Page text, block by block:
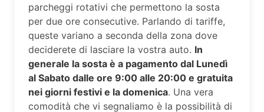
parcheggi rotativi che permettono la sosta
per due ore consecutive. Parlando di tariffe,
queste variano a seconda della zona dove
deciderete di lasciare la vostra auto. In
generale la sosta è a pagamento dal Lunedì
al Sabato dalle ore 9:00 alle 20:00 e gratuita
nei giorni festivi e la domenica. Una vera
comodità che vi segnaliamo è la possibilità di